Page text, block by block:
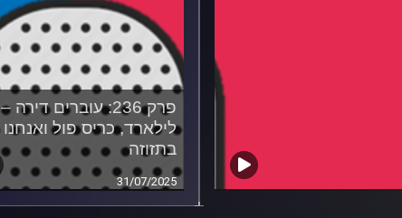
פרק 236: עוברים דירה –
לילארד, כריס פול ואנחנו
בתזוזה
31/07/2025